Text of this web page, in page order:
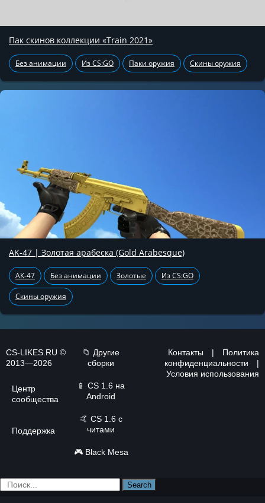
Пак скинов коллекции «Train 2021»
Без анимации Из CS:GO Паки оружия Скины оружия
AK-47 | Золотая арабеска (Gold Arabesque)
АК-47 Без анимации Золотые Из CS:GO
Скины оружия
CS-LIKES.RU ©
2013—2026
Центр
сообщества
Поддержка
📁 Другие
сборки
📱 CS 1.6 на
Android
🤙 CS 1.6 с
читами
🎮 Black Mesa
Контакты |
Политика
конфиденциальности
|
Условия использования
Search